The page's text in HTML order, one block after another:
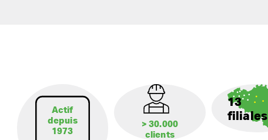
Actif
depuis
1973
> 30.000
clients
13
filiales